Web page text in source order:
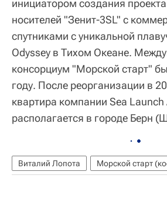
инициатором создания
носителей "Зенит-3SL" с
спутниками с уникальной
Odyssey в Тихом Океане.
консорциум "Морской старт"
году. После реорганизации в
квартира компании Sea Launch
располагается в городе Берн
Виталий Лопота Морской старт